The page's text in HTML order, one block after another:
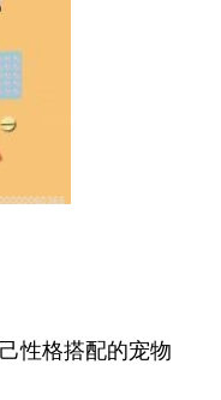
性格搭配的宠物
围》宣布延期至2024年